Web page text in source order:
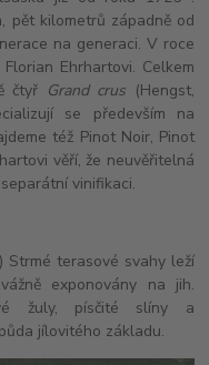
pět kilometrů západně od
na generaci. V roce
Ehrhartovi. Celkem
čtyř Grand crus (Hengst,
se především na
též Pinot Noir, Pinot
věří, že neuvěřitelná
vinifikaci.
Strmé terasové svahy leží
exponovány na jih.
žuly, písčité slíny a
jílovitého základu.